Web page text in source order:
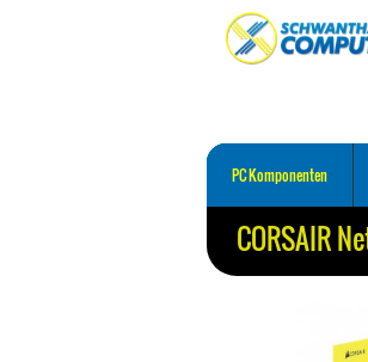
PC Komponenten
CORSAIR